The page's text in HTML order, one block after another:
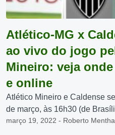
Atlético-MG x
ao vivo do jogo
Mineiro: veja
e online
Atlético Mineiro e Caldense
de março, às 16h30 (de
março 19, 2022 - Roberto Mentha